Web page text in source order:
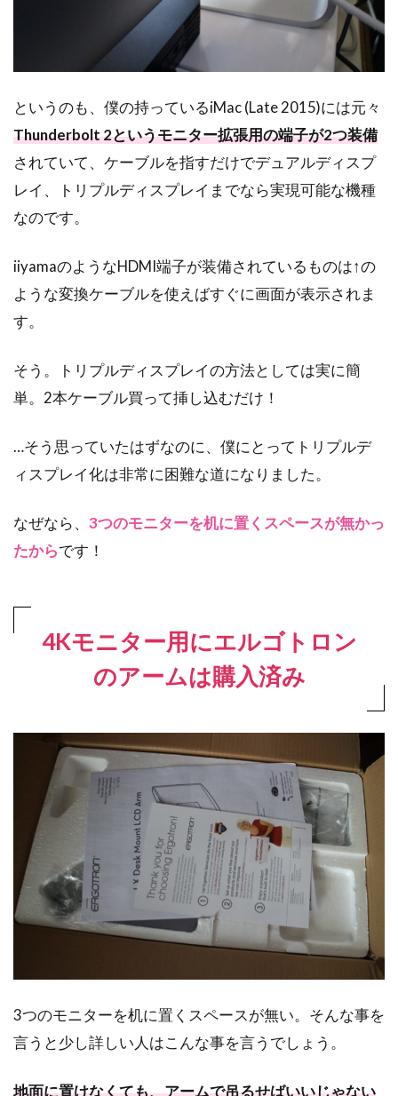
というのも、僕の持っているiMac (Late 2015)には元々
Thunderbolt 2というモニター拡張用の端子が2つ装備
されていて、ケーブルを指すだけでデュアルディスプ
レイ、トリプルディスプレイまでなら実現可能な機種
なのです。
iiyamaのようなHDMI端子が装備されているものは↑の
ような変換ケーブルを使えばすぐに画面が表示されま
す。
そう。トリプルディスプレイの方法としては実に簡
単。2本ケーブル買って挿し込むだけ！
…そう思っていたはずなのに、僕にとってトリプルデ
ィスプレイ化は非常に困難な道になりました。
なぜなら、 3つのモニターを机に置くスペースが無かっ
たからです！
4Kモニター用にエルゴトロン
のアームは購入済み
3つのモニターを机に置くスペースが無い。そんな事を
言うと少し詳しい人はこんな事を言うでしょう。
地面に置けなくても、アームで吊るせばいいじゃない